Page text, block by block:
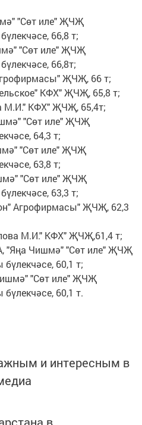
"Сөт иле" ҖЧҖ
66,8 т;
"Сөт иле" ҖЧҖ
66,8т;
ҖЧҖ, 66 т;
КФХ" ҖЧҖ, 65,8 т;
М.И." КФХ" ҖЧҖ, 65,4т;
"Сөт иле" ҖЧҖ
64,3 т;
"Сөт иле" ҖЧҖ
63,8 т;
"Сөт иле" ҖЧҖ
63,3 т;
Агрофирмасы" ҖЧҖ, 62,3
М.И." КФХ" ҖЧҖ,61,4 т;
"Яңа Чишмә" "Сөт иле" ҖЧҖ
60,1 т;
"Сөт иле" ҖЧҖ
60,1 т.
и интересным в